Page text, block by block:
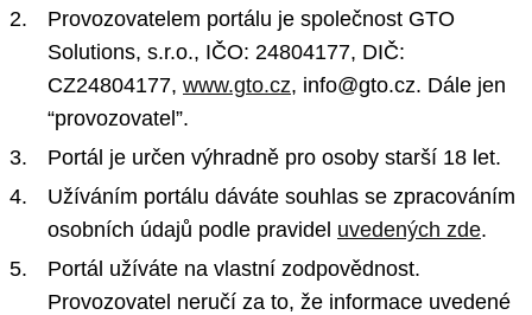
Provozovatelem portálu je společnost GTO
Solutions, s.r.o., IČO: 24804177, DIČ:
CZ24804177, www.gto.cz, info@gto.cz. Dále jen
“provozovatel”.
Portál je určen výhradně pro osoby starší 18 let.
Užíváním portálu dáváte souhlas se zpracováním
osobních údajů podle pravidel uvedených zde.
Portál užíváte na vlastní zodpovědnost.
Provozovatel neručí za to, že informace uvedené